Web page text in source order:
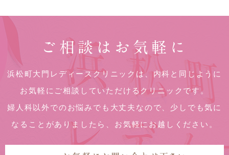
ご相談はお気軽に
浜松町大門レディースクリニックは、内科と同じように
お気軽にご相談していただけるクリニックです。
婦人科以外でのお悩みでも大丈夫なので、少しでも気に
なることがありましたら、お気軽にお越しください。